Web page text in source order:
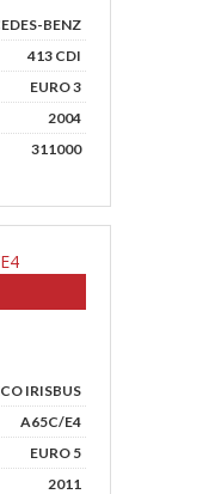
BENZ
413 CDI
EURO 3
2004
311000
IRISBUS
A65C/E4
EURO 5
2011